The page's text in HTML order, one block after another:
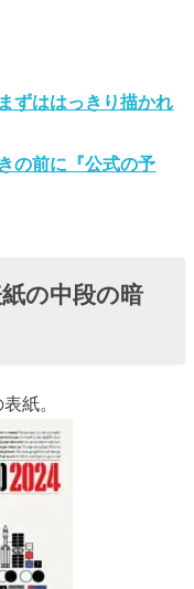
ずははっきり描かれ
の前に『公式の予
の中段の暗
紙。